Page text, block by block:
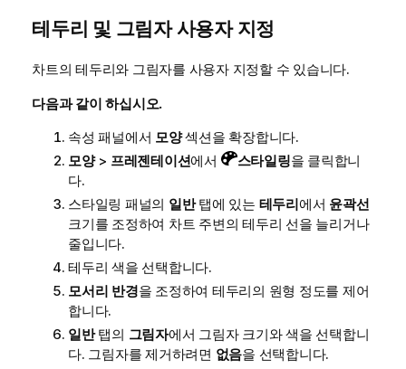
테두리 및 그림자 사용자 지정
차트의 테두리와 그림자를 사용자 지정할 수 있습니다.
다음과 같이 하십시오.
속성 패널에서 모양섹션을 확장합니다.
모양> 프레젠테이션에서 스타일링을 클릭합니
다.
스타일링 패널의 일반탭에 있는 테두리에서 윤곽선
크기를 조정하여 차트 주변의 테두리 선을 늘리거나
줄입니다.
테두리 색을 선택합니다.
모서리 반경을 조정하여 테두리의 원형 정도를 제어
합니다.
일반탭의 그림자에서 그림자 크기와 색을 선택합니
다. 그림자를 제거하려면 없음을 선택합니다.